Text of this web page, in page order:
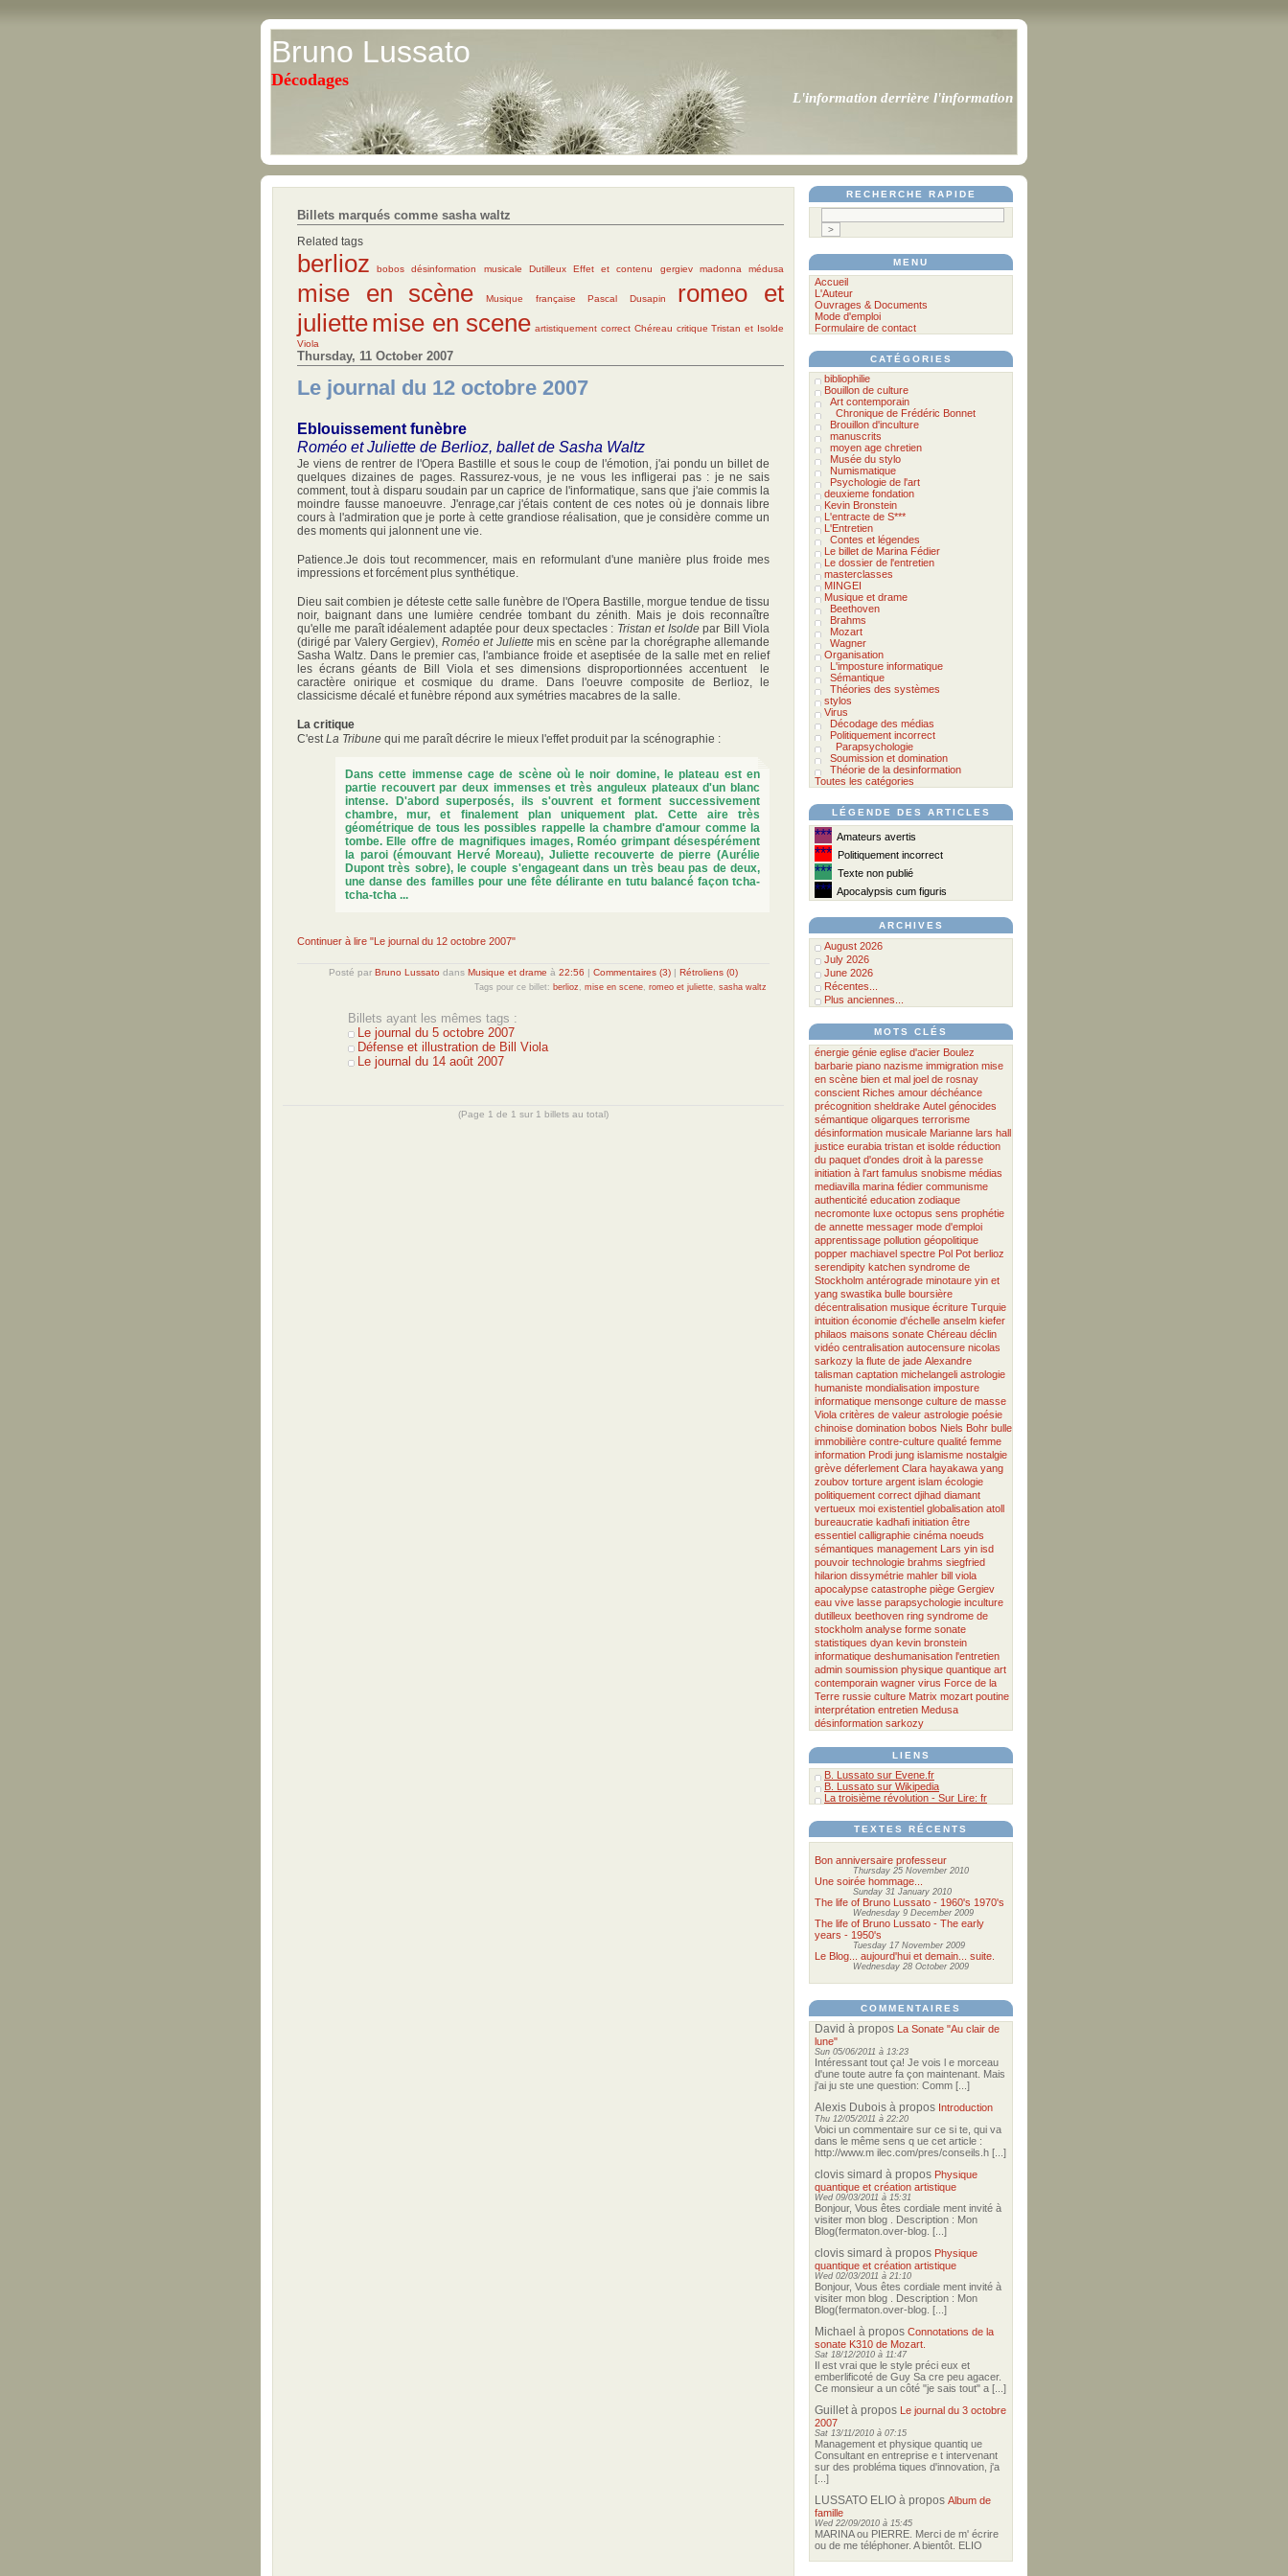
Bruno Lussato
Décodages
L'information derrière l'information
Billets marqués comme sasha waltz
Related tags
berlioz bobos désinformation musicale Dutilleux Effet et contenu gergiev madonna médusa
mise en scène Musique française Pascal Dusapin
romeo et
juliettemise en scene artistiquement correct Chéreau critique Tristan et Isolde
Viola
Thursday, 11 October 2007
Le journal du 12 octobre 2007
Eblouissement funèbre
Roméo et Juliette de Berlioz, ballet de Sasha Waltz
Je viens de rentrer de l'Opera Bastille et sous le coup de l'émotion, j'ai pondu un billet de
quelques dizaines de pages. Rassurez-vous, je ne vous les infligerai pas : je ne sais
comment, tout à disparu soudain par un caprice de l'informatique, sans que j'aie commis la
moindre fausse manoeuvre. J'enrage,car j'étais content de ces notes où je donnais libre
cours à l'admiration que je porte à cette grandiose réalisation, que je considère comme un
des moments qui jalonnent une vie.
Patience.Je dois tout recommencer, mais en reformulant d'une manière plus froide mes
impressions et forcément plus synthétique.
Dieu sait combien je déteste cette salle funèbre de l'Opera Bastille, morgue tendue de tissu
noir, baignant dans une lumière cendrée tombant du zénith. Mais je dois reconnaître
qu'elle me paraît idéalement adaptée pour deux spectacles : Tristan et Isoldepar Bill Viola
(dirigé par Valery Gergiev), Roméo et Juliettemis en scène par la chorégraphe allemande
Sasha Waltz. Dans le premier cas, l'ambiance froide et aseptisée de la salle met en relief
les écrans géants de Bill Viola et ses dimensions disproportionnées accentuent le
caractère onirique et cosmique du drame. Dans l'oeuvre composite de Berlioz, le
classicisme décalé et funèbre répond aux symétries macabres de la salle.
La critique
C'est La Tribune qui me paraît décrire le mieux l'effet produit par la scénographie :
Dans cette immense cage de scène où le noir domine, le plateau est en
partie recouvert par deux immenses et très anguleux plateaux d'un blanc
intense. D'abord superposés, ils s'ouvrent et forment successivement
chambre, mur, et finalement plan uniquement plat. Cette aire très
géométrique de tous les possibles rappelle la chambre d'amour comme la
tombe. Elle offre de magnifiques images, Roméo grimpant désespérément
la paroi (émouvant Hervé Moreau), Juliette recouverte de pierre (Aurélie
Dupont très sobre), le couple s'engageant dans un très beau pas de deux,
une danse des familles pour une fête délirante en tutu balancé façon tcha-
tcha-tcha ...
Continuer à lire "Le journal du 12 octobre 2007"
Posté par Bruno Lussato dans Musique et drame à 22:56 | Commentaires (3) | Rétroliens (0)
Tags pour ce billet: berlioz mise en scene romeo et juliette sasha waltz
Billets ayant les mêmes tags :
Le journal du 5 octobre 2007
Défense et illustration de Bill Viola
Le journal du 14 août 2007
(Page 1 de 1 sur 1 billets au total)
RECHERCHE RAPIDE
MENU
Accueil
L'Auteur
Ouvrages & Documents
Mode d'emploi
Formulaire de contact
CATÉGORIES
bibliophilie
Bouillon de culture
Art contemporain
Chronique de Frédéric Bonnet
Brouillon d'inculture
manuscrits
moyen age chretien
Musée du stylo
Numismatique
Psychologie de l'art
deuxieme fondation
Kevin Bronstein
L'entracte de S***
L'Entretien
Contes et légendes
Le billet de Marina Fédier
Le dossier de l'entretien
masterclasses
MINGEI
Musique et drame
Beethoven
Brahms
Mozart
Wagner
Organisation
L'imposture informatique
Sémantique
Théories des systèmes
stylos
Virus
Décodage des médias
Politiquement incorrect
Parapsychologie
Soumission et domination
Théorie de la desinformation
Toutes les catégories
LÉGENDE DES ARTICLES
*** Amateurs avertis
*** Politiquement incorrect
*** Texte non publié
*** Apocalypsis cum figuris
ARCHIVES
August 2026
July 2026
June 2026
Récentes...
Plus anciennes...
MOTS CLÉS
énergie génie eglise d'acier Boulez
barbarie piano nazisme immigration mise
en scène bien et mal joel de rosnay
conscient Riches amour déchéance
précognition sheldrake Autel génocides
sémantique oligarques terrorisme
désinformation musicale Marianne lars hall
justice eurabia tristan et isolde réduction
du paquet d'ondes droit à la paresse
initiation à l'art famulus snobisme médias
mediavilla marina fédier communisme
authenticité education zodiaque
necromonte luxe octopus sens prophétie
de annette messager mode d'emploi
apprentissage pollution géopolitique
popper machiavel spectre Pol Pot berlioz
serendipity katchen syndrome de
Stockholm antérograde minotaure yin et
yang swastika bulle boursière
décentralisation musique écriture Turquie
intuition économie d'échelle anselm kiefer
philaos maisons sonate Chéreau déclin
vidéo centralisation autocensure nicolas
sarkozy la flute de jade Alexandre
talisman captation michelangeli astrologie
humaniste mondialisation imposture
informatique mensonge culture de masse
Viola critères de valeur astrologie poésie
chinoise domination bobos Niels Bohr bulle
immobilière contre-culture qualité femme
information Prodi jung islamisme nostalgie
grève déferlement Clara hayakawa yang
zoubov torture argent islam écologie
politiquement correct djihad diamant
vertueux moi existentiel globalisation atoll
bureaucratie kadhafi initiation être
essentiel calligraphie cinéma noeuds
sémantiques management Lars yin isd
pouvoir technologie brahms siegfried
hilarion dissymétrie mahler bill viola
apocalypse catastrophe piège Gergiev
eau vive lasse parapsychologie inculture
dutilleux beethoven ring syndrome de
stockholm analyse forme sonate
statistiques dyan kevin bronstein
informatique deshumanisation l'entretien
admin soumission physique quantique art
contemporain wagner virus Force de la
Terre russie culture Matrix mozart poutine
interprétation entretien Medusa
désinformation sarkozy
LIENS
B. Lussato sur Evene.fr
B. Lussato sur Wikipedia
La troisième révolution - Sur Lire: fr
TEXTES RÉCENTS
Bon anniversaire professeur
Thursday 25 November 2010
Une soirée hommage...
Sunday 31 January 2010
The life of Bruno Lussato - 1960's 1970's
Wednesday 9 December 2009
The life of Bruno Lussato - The early
years - 1950's
Tuesday 17 November 2009
Le Blog... aujourd'hui et demain... suite.
Wednesday 28 October 2009
COMMENTAIRES
David à propos La Sonate "Au clair de
lune"
Sun 05/06/2011 à 13:23
Intéressant tout ça! Je vois l e morceau
d'une toute autre fa çon maintenant. Mais
j'ai ju ste une question: Comm [...]
Alexis Dubois à propos Introduction
Thu 12/05/2011 à 22:20
Voici un commentaire sur ce si te, qui va
dans le même sens q ue cet article :
http://www.m ilec.com/pres/conseils.h [...]
clovis simard à propos Physique
quantique et création artistique
Wed 09/03/2011 à 15:31
Bonjour, Vous êtes cordiale ment invité à
visiter mon blog . Description : Mon
Blog(fermaton.over-blog. [...]
clovis simard à propos Physique
quantique et création artistique
Wed 02/03/2011 à 21:10
Bonjour, Vous êtes cordiale ment invité à
visiter mon blog . Description : Mon
Blog(fermaton.over-blog. [...]
Michael à propos Connotations de la
sonate K310 de Mozart.
Sat 18/12/2010 à 11:47
Il est vrai que le style préci eux et
emberlificoté de Guy Sa cre peu agacer.
Ce monsieur a un côté "je sais tout" a [...]
Guilletà propos Le journal du 3 octobre
2007
Sat 13/11/2010 à 07:15
Management et physique quantiq ue
Consultant en entreprise e t intervenant
sur des probléma tiques d'innovation, j'a
[...]
LUSSATO ELIO à propos Album de
famille
Wed 22/09/2010 à 15:45
MARINA ou PIERRE. Merci de m' écrire
ou de me téléphoner. A bientôt. ELIO